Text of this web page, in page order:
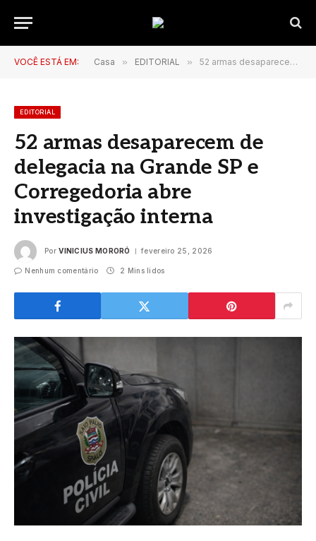
VOCÊ ESTÁ EM: Casa » EDITORIAL » 52 armas desaparecem de delegacia na Grande SP e Corregedoria abre investigação interna
EDITORIAL
52 armas desaparecem de
delegacia na Grande SP e
Corregedoria abre
investigação interna
Por VINICIUS MORORÓ fevereiro 25, 2026
Nenhum comentário 2 Mins lidos